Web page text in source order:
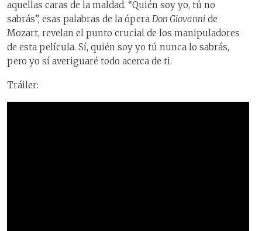
aquellas caras de la maldad. “Quién soy yo, tú no
sabrás”, esas palabras de la ópera Don Giovanni de
Mozart, revelan el punto crucial de los manipuladores
de esta película. Sí, quién soy yo tú nunca lo sabrás,
pero yo sí averiguaré todo acerca de ti.
Tráiler: